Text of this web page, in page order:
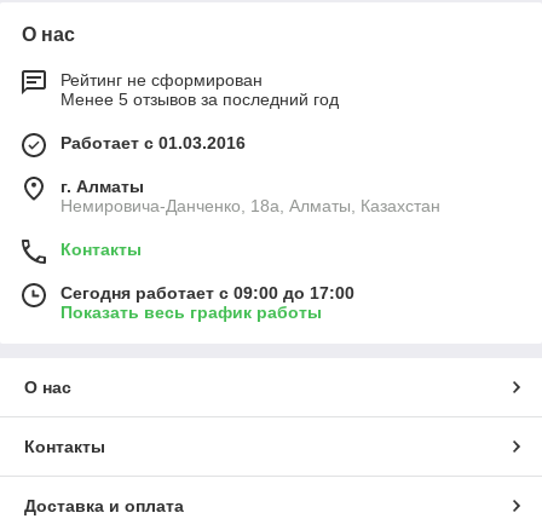
О нас
Рейтинг не сформирован
Менее 5 отзывов за последний год
Работает с 01.03.2016
г. Алматы
Немировича-Данченко, 18а, Алматы, Казахстан
Контакты
Сегодня работает с 09:00 до 17:00
Показать весь график работы
О нас
Контакты
Доставка и оплата